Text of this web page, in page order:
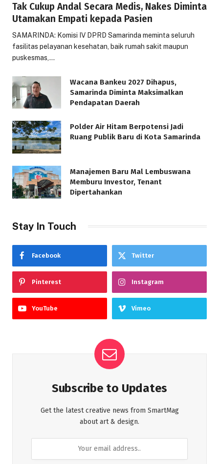
Tak Cukup Andal Secara Medis, Nakes Diminta
Utamakan Empati kepada Pasien
SAMARINDA: Komisi IV DPRD Samarinda meminta seluruh
fasilitas pelayanan kesehatan, baik rumah sakit maupun
puskesmas,…
Wacana Bankeu 2027 Dihapus,
Samarinda Diminta Maksimalkan
Pendapatan Daerah
Polder Air Hitam Berpotensi Jadi
Ruang Publik Baru di Kota Samarinda
Manajemen Baru Mal Lembuswana
Memburu Investor, Tenant
Dipertahankan
Stay In Touch
Facebook Twitter
Pinterest Instagram
YouTube Vimeo
Subscribe to Updates
Get the latest creative news from SmartMag
about art & design.